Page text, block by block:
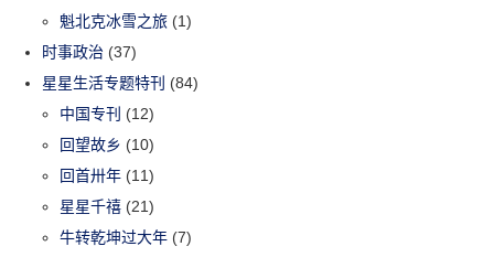
魁北克冰雪之旅 (1)
时事政治 (37)
星星生活专题特刊 (84)
中国专刊 (12)
回望故乡 (10)
回首卅年 (11)
星星千禧 (21)
牛转乾坤过大年 (7)